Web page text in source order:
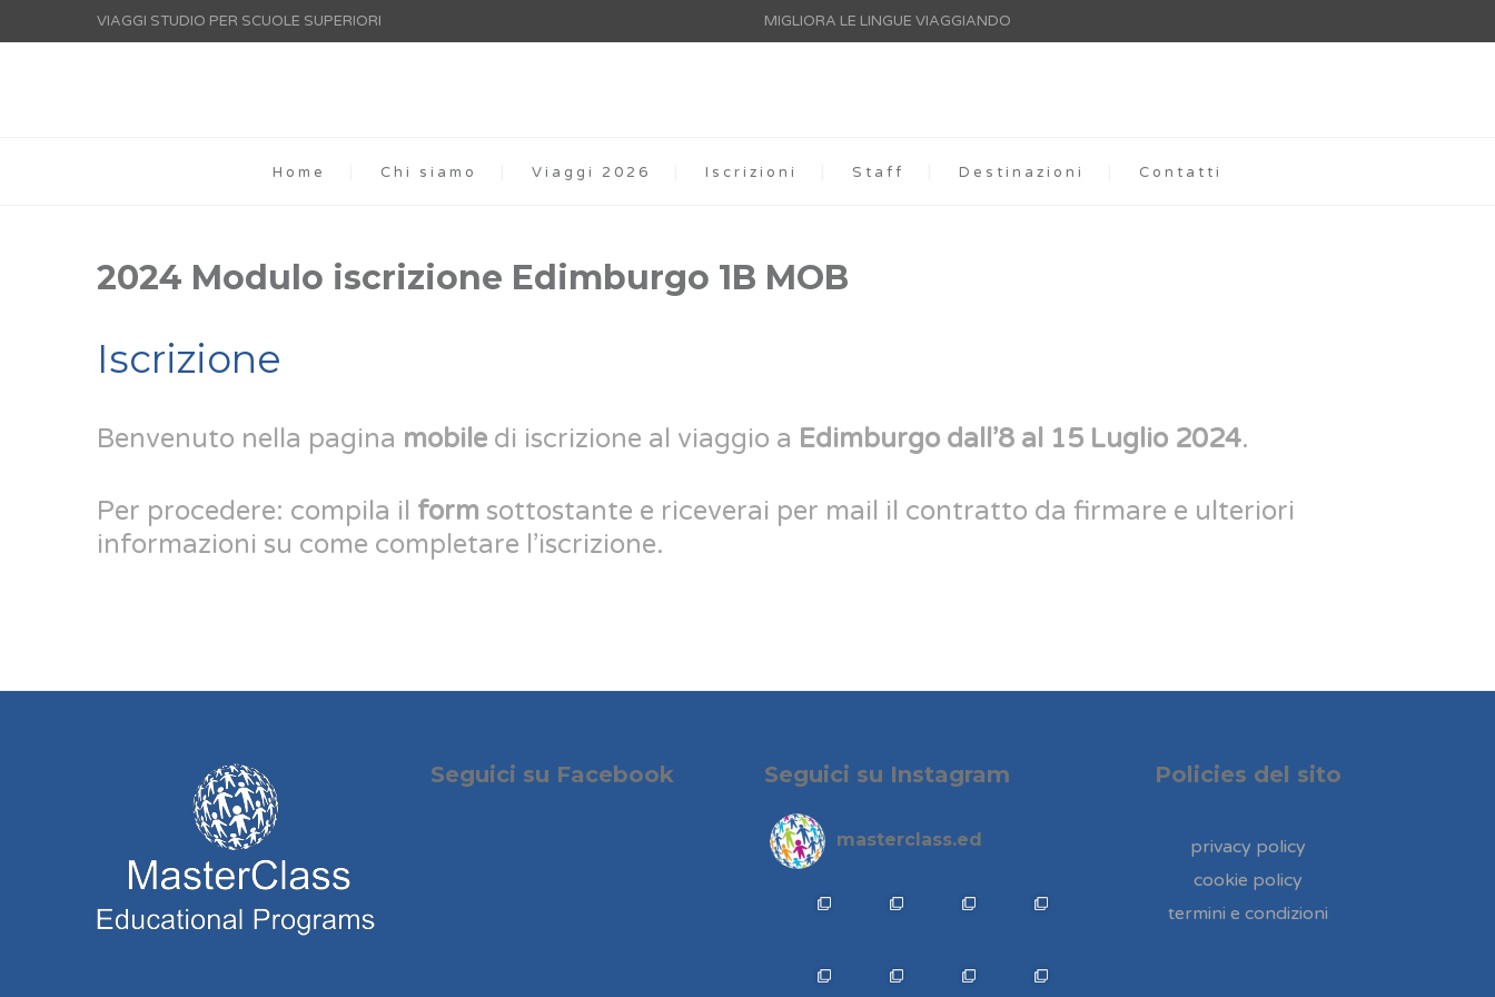
VIAGGI STUDIO PER SCUOLE SUPERIORI MIGLIORA LE LINGUE VIAGGIANDO
Home Chi siamo Viaggi 2026 Iscrizioni Staff Destinazioni Contatti
2024 Modulo iscrizione Edimburgo 1B MOB
Iscrizione
Benvenuto nella pagina mobile di iscrizione al viaggio a Edimburgo dall’8 al 15 Luglio 2024.
Per procedere: compila il form sottostante e riceverai per mail il contratto da firmare e ulteriori
informazioni su come completare l’iscrizione.
Seguici su Facebook Seguici su Instagram
masterclass.ed
Policies del sito
privacy policy
cookie policy
termini e condizioni